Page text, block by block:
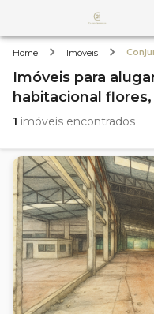
Home Imóveis
Imóveis para
habitacional flores,
1 imóveis encontrados